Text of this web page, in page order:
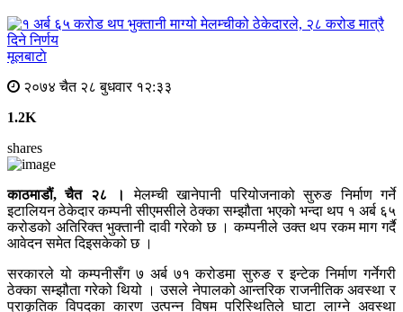
मूलबाटाे
२०७४ चैत २८ बुधवार १२:३३
1.2K
shares
काठमाडौं, चैत २८ ।
मेलम्ची खानेपानी परियोजनाको सुरुङ निर्माण गर्ने
इटालियन ठेकेदार कम्पनी सीएमसीले ठेक्का सम्झौता भएको भन्दा थप १ अर्ब ६५
करोडको अतिरिक्त भुक्तानी दावी गरेको छ । कम्पनीले उक्त थप रकम माग गर्दै
आवेदन समेत दिइसकेको छ ।
सरकारले यो कम्पनीसँग ७ अर्ब ७१ करोडमा सुरुङ र इन्टेक निर्माण गर्नेगरी
ठेक्का सम्झौता गरेको थियो । उसले नेपालको आन्तरिक राजनीतिक अवस्था र
प्राकृतिक विपदका कारण उत्पन्न विषम परिस्थितिले घाटा लाग्ने अवस्था